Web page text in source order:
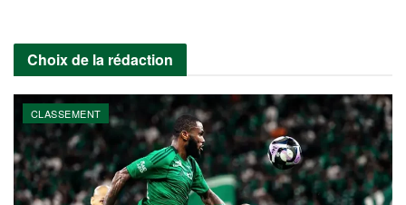
Choix de la rédaction
CLASSEMENT